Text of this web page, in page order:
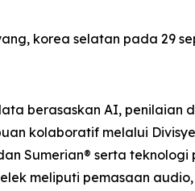
korea selatan pada 29
berasaskan AI, penilaian
kolaboratif melalui
Sumerian® serta
meliputi pemasaan